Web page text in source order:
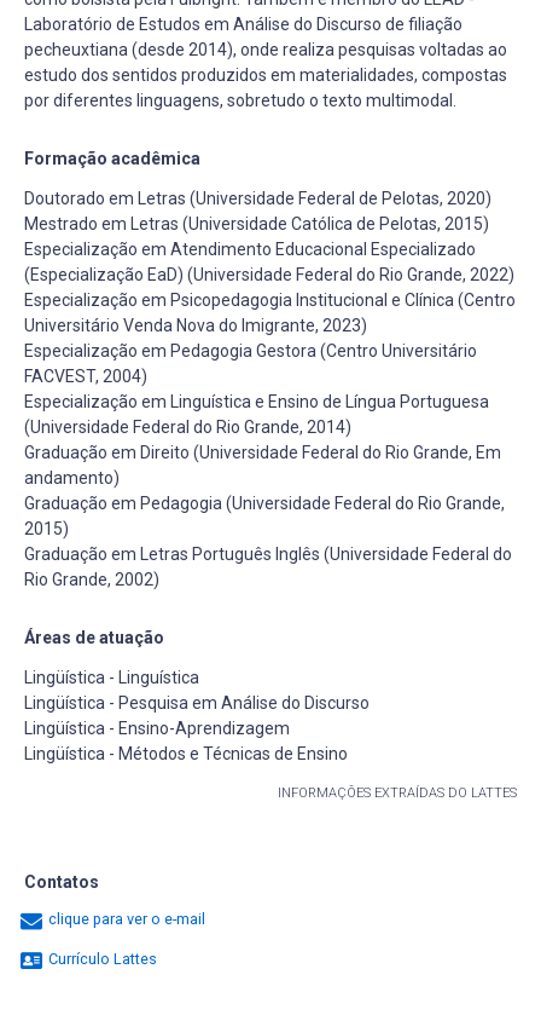
Laboratório de Estudos em Análise do Discurso de filiação
pecheuxtiana (desde 2014), onde realiza pesquisas voltadas ao
estudo dos sentidos produzidos em materialidades, compostas
por diferentes linguagens, sobretudo o texto multimodal.
Formação acadêmica
Doutorado em Letras (Universidade Federal de Pelotas, 2020)
Mestrado em Letras (Universidade Católica de Pelotas, 2015)
Especialização em Atendimento Educacional Especializado
(Especialização EaD) (Universidade Federal do Rio Grande, 2022)
Especialização em Psicopedagogia Institucional e Clínica (Centro
Universitário Venda Nova do Imigrante, 2023)
Especialização em Pedagogia Gestora (Centro Universitário
FACVEST, 2004)
Especialização em Linguística e Ensino de Língua Portuguesa
(Universidade Federal do Rio Grande, 2014)
Graduação em Direito (Universidade Federal do Rio Grande, Em
andamento)
Graduação em Pedagogia (Universidade Federal do Rio Grande,
2015)
Graduação em Letras Português Inglês (Universidade Federal do
Rio Grande, 2002)
Áreas de atuação
Lingüística - Linguística
Lingüística - Pesquisa em Análise do Discurso
Lingüística - Ensino-Aprendizagem
Lingüística - Métodos e Técnicas de Ensino
INFORMAÇÕES EXTRAÍDAS DO LATTES
Contatos
clique para ver o e-mail
Currículo Lattes